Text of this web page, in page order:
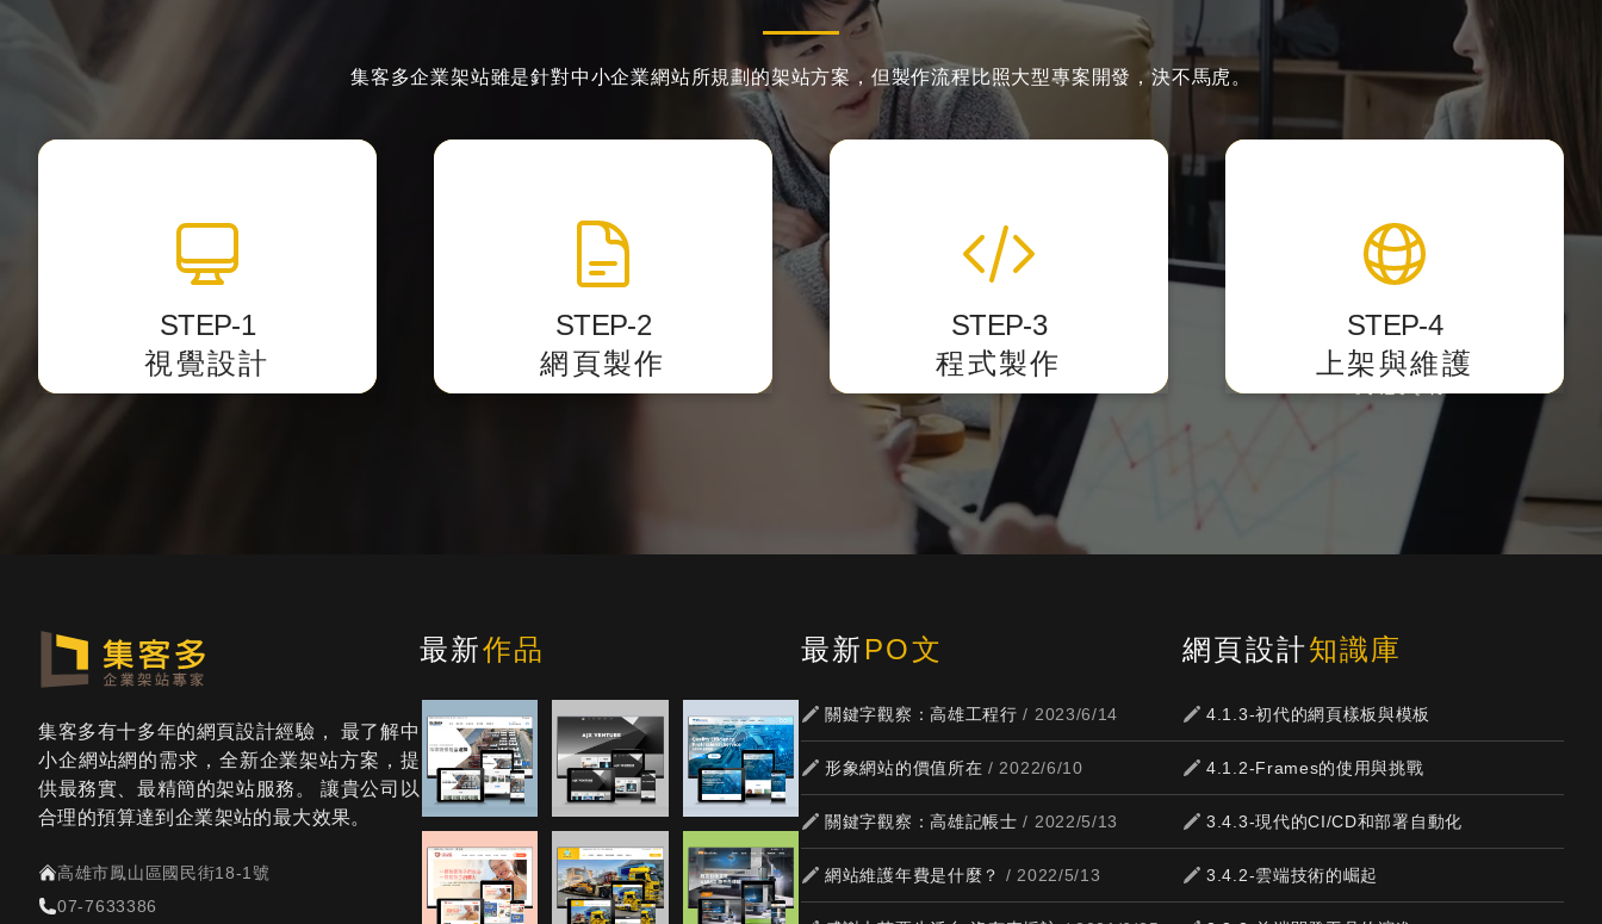
集客多企業架站雖是針對中小企業網站所規劃的架站方案， 但製作流程比照大型專案開發，決不馬虎。
STEP-1
視覺設計
全站視覺設計
透過影像編輯軟體中設計網站介
面，
並提供客戶預覽網址校稿。
STEP-2
網頁製作
網頁製作切版
以最精準的 HTML標籤結構
將視覺設計稿轉換成網頁的格
式。
STEP-3
程式製作
程式化與後台製作
我們開發後台力求精簡好用，讓
客戶第一次使用就上手。
STEP-4
上架與維護
上架與維護
提供後台測試點，校對後正式上
架，
主動遞交網站sitemap提供搜尋
引擎蒐錄。
集客多有十多年的網頁設計經驗， 最了解中
小企網站網的需求，全新企業架站方案，提
供最務實、最精簡的架站服務。 讓貴公司以
合理的預算達到企業架站的最大效果。
高雄市鳳山區國民街18-1號
07-7633386
最新作品 最新 PO文
關鍵字觀察：高雄工程行 / 2023/6/14
形象網站的價值所在 / 2022/6/10
關鍵字觀察：高雄記帳士 / 2022/5/13
網站維護年費是什麼？ / 2022/5/13
網頁設計知識庫
4.1.3-初代的網頁樣板與模板
4.1.2-Frames的使用與挑戰
3.4.3-現代的CI/CD和部署自動化
3.4.2-雲端技術的崛起